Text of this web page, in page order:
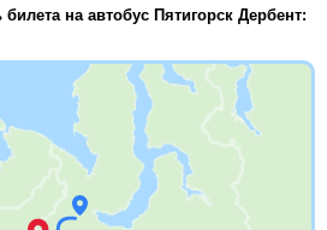
на автобус Пятигорск Дербент: